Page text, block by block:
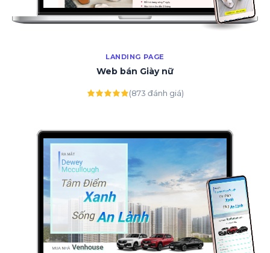
LANDING PAGE
Web bán Giày nữ
(873 đánh giá)